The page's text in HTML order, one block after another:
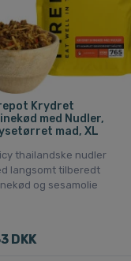
Krydret
med Nudler,
mad, XL
thailandske nudler
langsomt tilberedt
og sesamolie
DKK